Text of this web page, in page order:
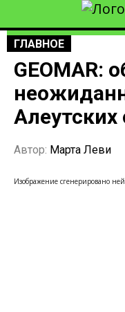
ГЛАВНОЕ
GEOMAR:
Алеутских
Автор: Марта Леви
Изображение сгенерировано